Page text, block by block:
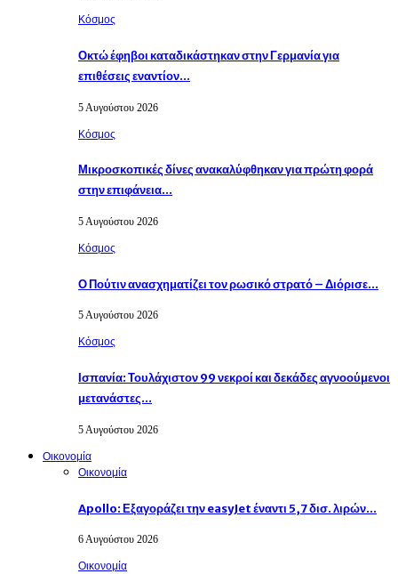
Κόσμος
Οκτώ έφηβοι καταδικάστηκαν στην Γερμανία για
επιθέσεις εναντίον…
5 Αυγούστου 2026
Κόσμος
Μικροσκοπικές δίνες ανακαλύφθηκαν για πρώτη φορά
στην επιφάνεια…
5 Αυγούστου 2026
Κόσμος
Ο Πούτιν ανασχηματίζει τον ρωσικό στρατό – Διόρισε…
5 Αυγούστου 2026
Κόσμος
Ισπανία: Τουλάχιστον 99 νεκροί και δεκάδες αγνοούμενοι
μετανάστες…
5 Αυγούστου 2026
Οικονομία
Οικονομία
Apollo: Εξαγοράζει την easyJet έναντι 5,7 δισ. λιρών…
6 Αυγούστου 2026
Οικονομία